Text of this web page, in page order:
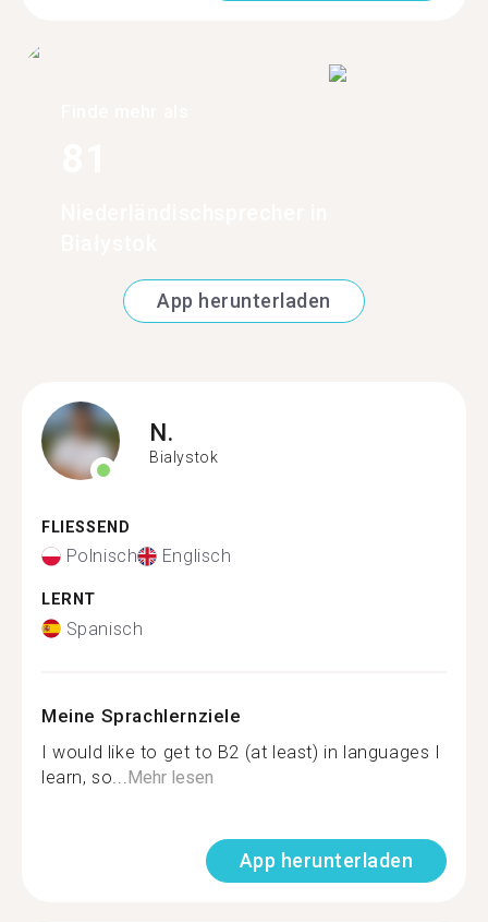
App herunterladen
N.
Bialystok
FLIESSEND
Polnisch Englisch
LERNT
Spanisch
Meine Sprachlernziele
I would like to get to B2 (at least) in languages I
learn, so... Mehr lesen
App herunterladen